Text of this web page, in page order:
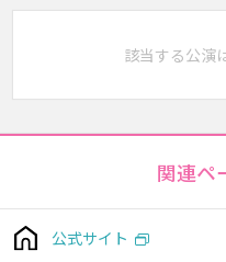
該当する公演
関連ペ
公式サイト